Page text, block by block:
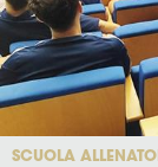
SCUOLA